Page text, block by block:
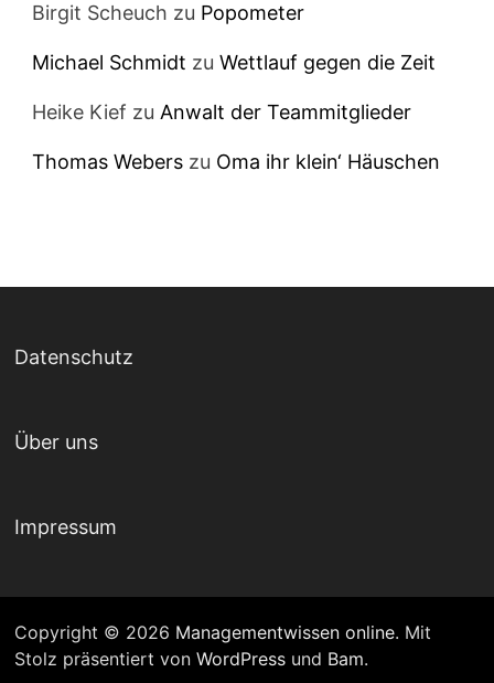
Birgit Scheuch zu Popometer
Michael Schmidt zuWettlauf gegen die Zeit
Heike Kief zu Anwalt der Teammitglieder
Thomas Webers zu Oma ihr klein‘ Häuschen
Datenschutz
Über uns
Impressum
Copyright © 2026 Managementwissen online. Mit
Stolz präsentiert vonWordPress und Bam.